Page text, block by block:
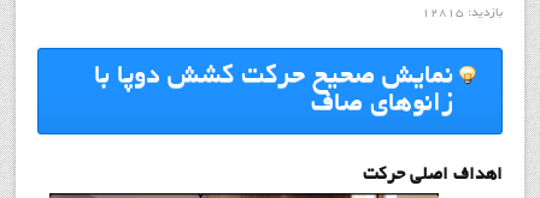
بازدید: 12815
نمايش صحيح حركت كشش دوپا با
زانوهاي صاف
اهداف اصلي حركت